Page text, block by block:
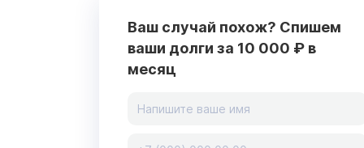
Ваш случай похож? Спишем
ваши долги за 10 000 ₽ в
месяц